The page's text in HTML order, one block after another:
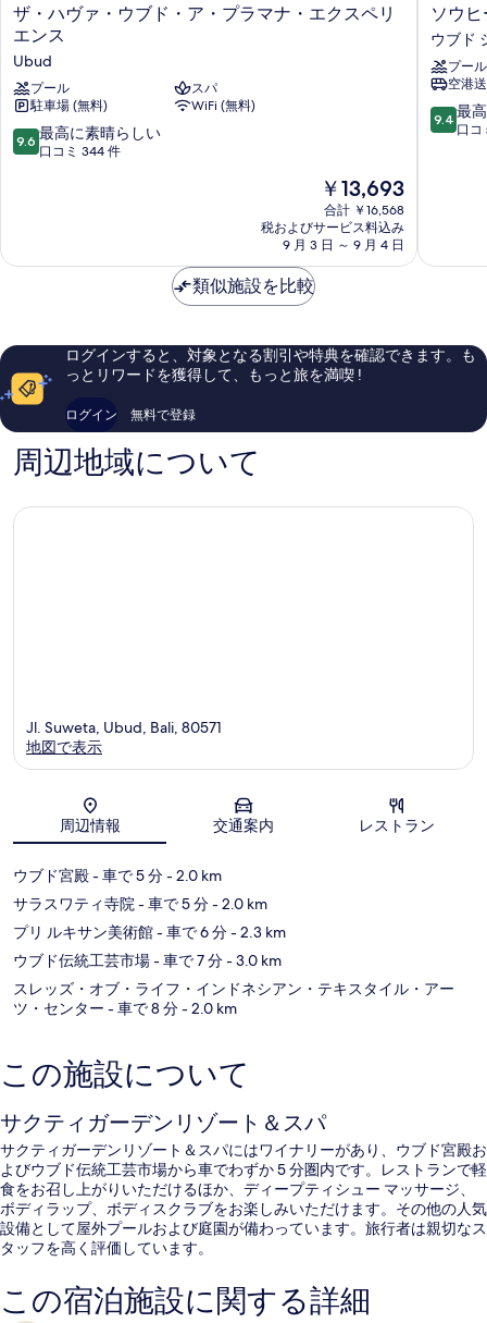
ザ・
ハ
ァ・
ウ
ブ
ド・
ア・
ク
エ
ス
Ubud
ザ・ハヴァ・ウブド・ア・プラマナ・エクスペリ
エンス
Ubud
プール
スパ
駐車場 (無料)
WiFi (無料)
10
段
に
し
口
コ
344
件
の
口
9.6 最高に素晴らしい
口コミ 344 件
現
在
の
料
金
￥13,693
合計 ￥16,568
税およびサービス料込み
9 月 3 日 ～ 9 月 4 日
ソ
ウ
ヒ
ー
タ
ウ
ブ
タ
ソウ
ウブド
プール
空港
10
段
素
い、
口
口
9.4 最
口コ
類似施設を比較
ログインすると、対象となる割引や特典を確認できます。も
っとリワードを獲得して、もっと旅を満喫 !
ログイン 無料で登録
周辺地域について
地図
Jl. Suweta, Ubud, Bali, 80571
地図で表示
周辺情報 交通案内 レストラン
ウブド宮殿- 車で 5 分- 2.0 km
サラスワティ寺院- 車で 5 分- 2.0 km
プリ ルキサン美術館- 車で 6 分- 2.3 km
ウブド伝統工芸市場- 車で 7 分- 3.0 km
スレッズ・オブ・ライフ・インドネシアン・テキスタイル・アー
ツ・センター - 車で 8 分- 2.0 km
この施設について
サクティガーデンリゾート＆スパ
サクティガーデンリゾート＆スパにはワイナリーがあり、ウブド宮殿お
よびウブド伝統工芸市場から車でわずか 5 分圏内です。レストランで軽
食をお召し上がりいただけるほか、ディープティシュー マッサージ、
ボディラップ、ボディスクラブをお楽しみいただけます。その他の人気
設備として屋外プールおよび庭園が備わっています。旅行者は親切なス
タッフを高く評価しています。
この宿泊施設に関する詳細